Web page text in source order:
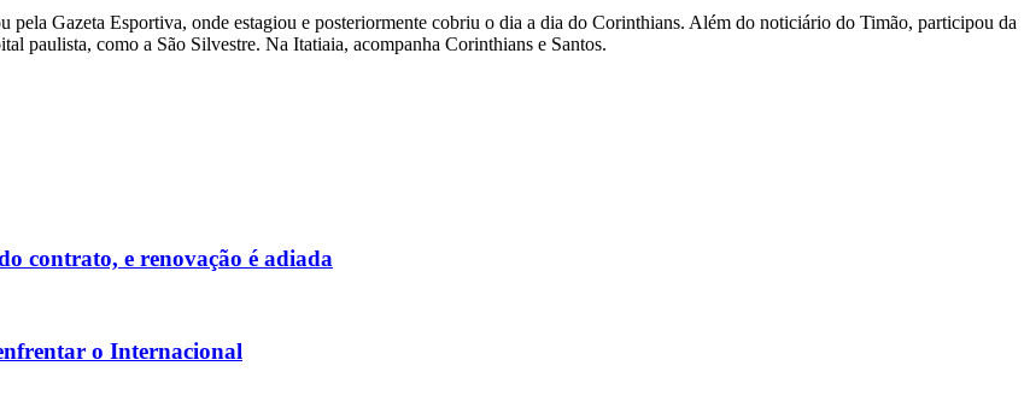
Gazeta Esportiva, onde estagiou e posteriormente cobriu o dia a dia do Corinthians. Além do noticiário do Timão, participou da
paulista, como a São Silvestre. Na Itatiaia, acompanha Corinthians e Santos.
contrato, e renovação é adiada
o Internacional